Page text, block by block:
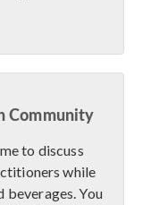
Community
to discuss
while
You